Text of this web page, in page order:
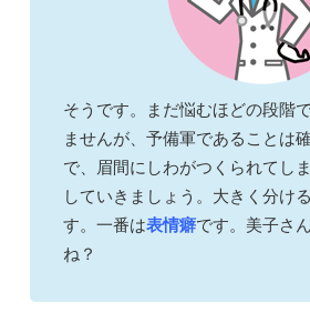
そうです。まだ悩むほどの段階
ませんが、予備軍であることは
で、眉間にしわがつくられてし
していきましょう。大きく分け
す。一番は表情癖です。美子さ
ね？